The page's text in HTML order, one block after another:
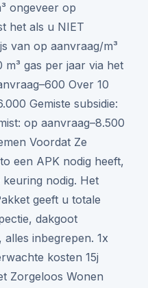
ongeveer op
het als u NIET
van op aanvraag/m³
m³ gas per jaar via het
Over 10
Gemiste subsidie:
op aanvraag–8.500
Voordat Ze
een APK nodig heeft,
nodig. Het
geeft u totale
dakgoot
inbegrepen. 1x
kosten 15j
Zorgeloos Wonen